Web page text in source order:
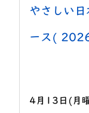
やさしい
ース(
4月13日(月